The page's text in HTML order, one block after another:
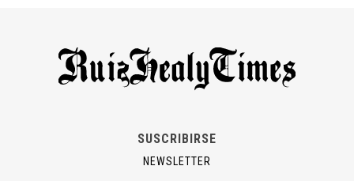
SUSCRIBIRSE
NEWSLETTER